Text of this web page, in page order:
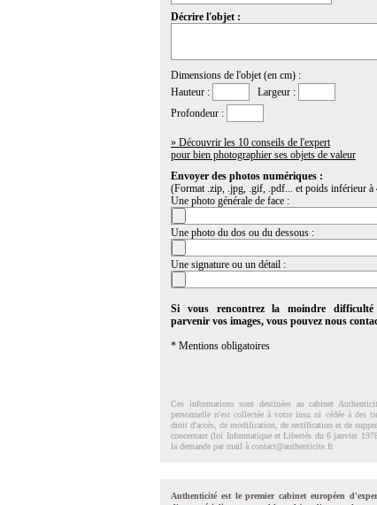
Décrire l'objet :
Dimensions de l'objet (en cm) :
Hauteur :
Largeur :
Profondeur :
» Découvrir les 10 conseils de l'expert
pour bien photographier ses objets de valeur
Envoyer des photos numériques :
(Format .zip, .jpg, .gif, .pdf... et poids inférieur
Une photo générale de face :
Une photo du dos ou du dessous :
Une signature ou un détail :
Si vous rencontrez la moindre
parvenir vos images, vous pouvez nous
* Mentions obligatoires
Ces informations sont destinées au cabinet
personnelle n'est collectée à votre insu ni cédée à des
droit d'accés, de modification, de rectification et de
concernant (loi Informatique et Libertés du 6 janvier
la demande par mail à contact@authenticite.fr.
Authenticité est le premier cabinet européen